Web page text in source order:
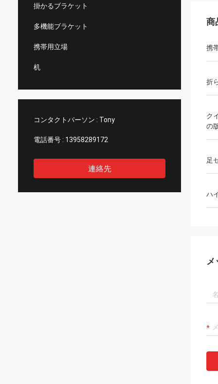
掛かるブラケット
多機能ブラケット
携帯用立場
机
コンタクトパーソン : Tony
電話番号 : 13958289172
連絡先
商
携
折
ク
の
足
ハ